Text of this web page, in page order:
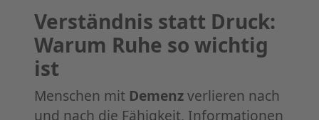
Verständnis statt Druck:
Warum Ruhe so wichtig
ist
Menschen mit Demenzverlieren nach
und nach die Fähigkeit, Informationen